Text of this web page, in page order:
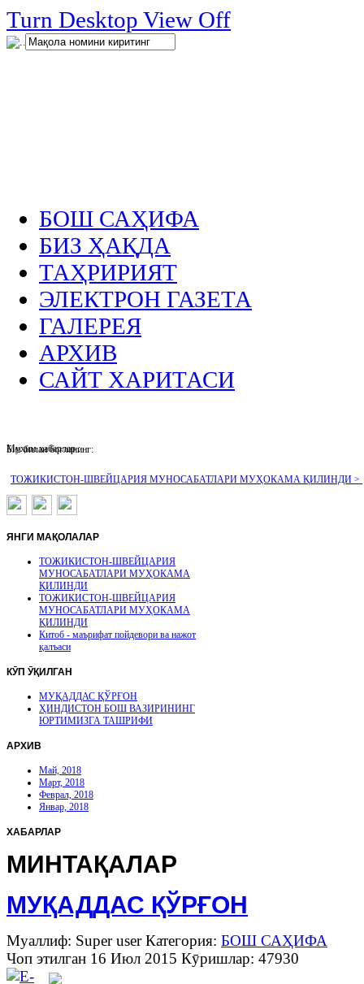
Turn Desktop View Off
.
БОШ САҲИФА
БИЗ ҲАҚДА
ТАҲРИРИЯТ
ЭЛЕКТРОН ГАЗЕТА
ГАЛЕРЕЯ
АРХИВ
САЙТ ХАРИТАСИ
Муҳим хабарлар :
ТОЖИКИСТОН-ШВЕЙЦАРИЯ МУНОСАБАТЛАРИ МУҲОКАМА ҚИЛИНДИ >
Биз билан боғланинг:
ЯНГИ МАҚОЛАЛАР
ТОЖИКИСТОН-ШВЕЙЦАРИЯ
МУНОСАБАТЛАРИ МУҲОКАМА
ҚИЛИНДИ
ТОЖИКИСТОН-ШВЕЙЦАРИЯ
МУНОСАБАТЛАРИ МУҲОКАМА
ҚИЛИНДИ
Китоб - маърифат пойдевори ва нажот
қалъаси
КӮП ӮҚИЛГАН
МУҚАДДАС ҚЎРҒОН
ҲИНДИСТОН БОШ ВАЗИРИНИНГ
ЮРТИМИЗГА ТАШРИФИ
АРХИВ
Май, 2018
Март, 2018
Феврал, 2018
Январ, 2018
ХАБАРЛАР
МИНТАҚАЛАР
МУҚАДДАС ҚЎРҒОН
Муаллиф: Super userКатегория: БОШ САҲИФА
Чоп этилган 16 Июл 2015 Кӯришлар: 47930